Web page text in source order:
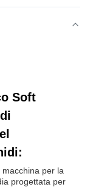
Soft
per la
progettata per